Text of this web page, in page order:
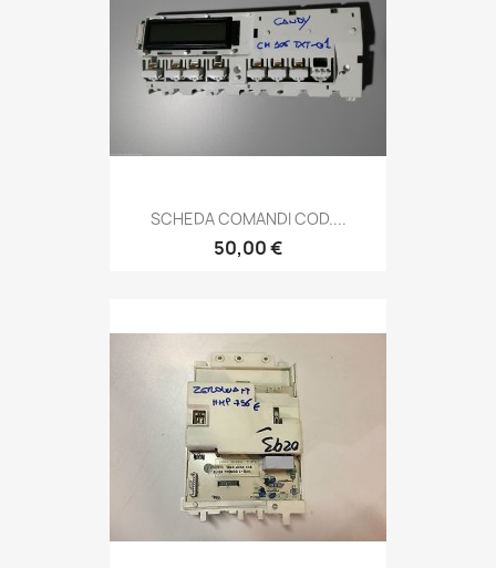
SCHEDA COMANDI COD....
50,00 €